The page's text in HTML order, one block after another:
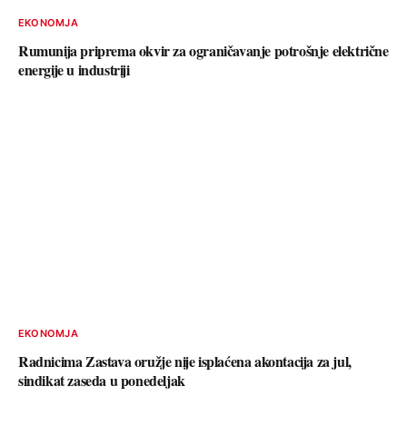
EKONOMJA
Rumunija priprema okvir za ograničavanje potrošnje električne
energije u industriji
EKONOMJA
Radnicima Zastava oružje nije isplaćena akontacija za jul,
sindikat zaseda u ponedeljak